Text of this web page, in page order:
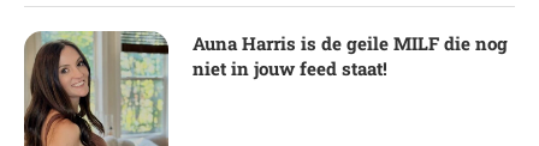
Auna Harris is de geile MILF die nog
niet in jouw feed staat!